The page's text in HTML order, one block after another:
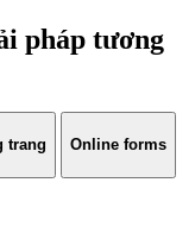
pháp tương
trang Online forms